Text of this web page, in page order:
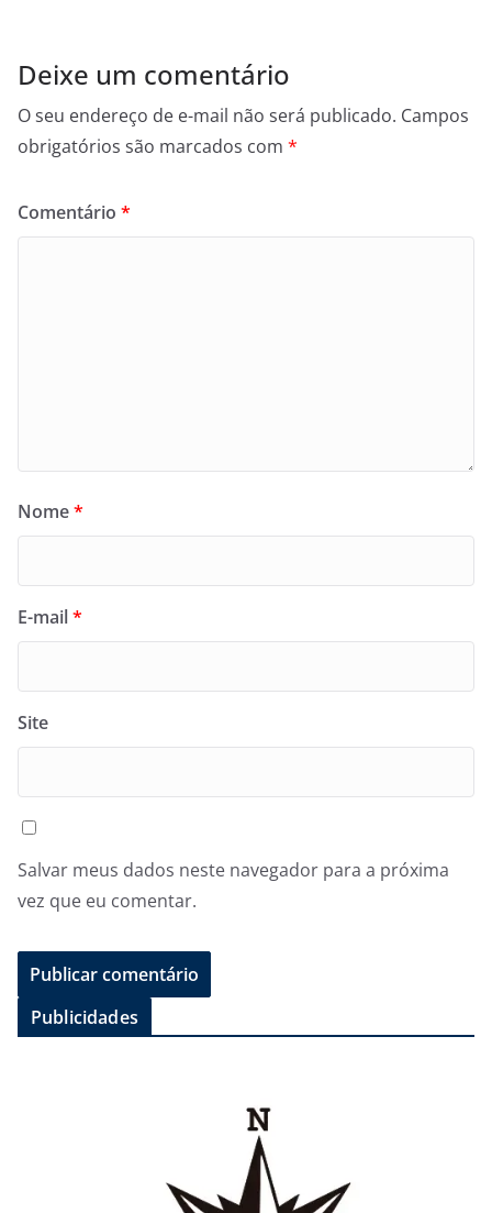
Deixe um comentário
O seu endereço de e-mail não será publicado. Campos
obrigatórios são marcados com *
Comentário *
Nome*
E-mail*
Site
Salvar meus dados neste navegador para a próxima
vez que eu comentar.
Publicidades